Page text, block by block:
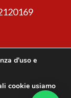
d'uso e
cookie usiamo